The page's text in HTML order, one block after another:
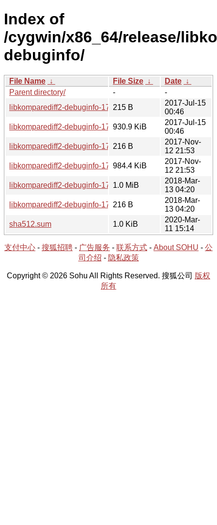
Index of
/cygwin/x86_64/release/
debuginfo/
File Name ↓ File Size ↓ Date ↓
Parent directory/
-
-
libkomparediff2-debuginfo-17.04.3-1.hint
215 B
2017-Jul-15
00:46
libkomparediff2-debuginfo-17.04.3-1.tar.xz
930.9 KiB
2017-Jul-15
00:46
libkomparediff2-debuginfo-17.08.3-1.hint
216 B
2017-Nov-
12 21:53
libkomparediff2-debuginfo-17.08.3-1.tar.xz
984.4 KiB
2017-Nov-
12 21:53
libkomparediff2-debuginfo-17.12.3-1.tar.xz
1.0 MiB
2018-Mar-
13 04:20
libkomparediff2-debuginfo-17.12.3-1.hint
216 B
2018-Mar-
13 04:20
sha512.sum
1.0 KiB
2020-Mar-
11 15:14
支付中心 - 搜狐招聘 - 广告服务 - 联系方式 - About SOHU - 公
司介绍 - 隐私政策
Copyright © 2026 Sohu All Rights Reserved. 搜狐公司 版权
所有